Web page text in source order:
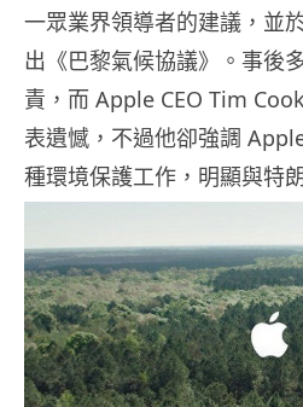
一眾業界領導者的建議，並
出《巴黎氣候協議》。事後
責，而 Apple CEO Tim
表遺憾，不過他卻強調
種環境保護工作，明顯與特